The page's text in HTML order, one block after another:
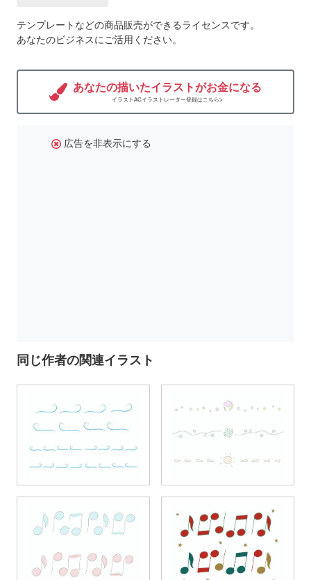
テンプレートなどの商品販売ができるライセンスです。
あなたのビジネスにご活用ください。
あなたの描いたイラストがお金になる
イラストACイラストレーター登録はこちら>
広告を非表示にする
同じ作者の関連イラスト